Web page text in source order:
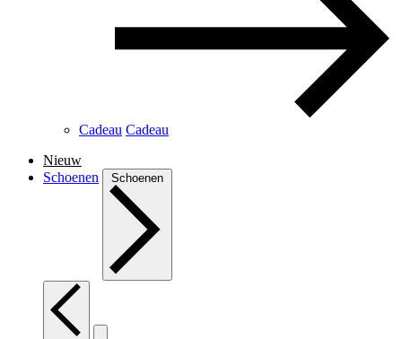
Cadeau Cadeau
Nieuw
Schoenen
Schoenen